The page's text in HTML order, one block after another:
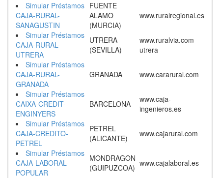
Simular Préstamos
CAJA-RURAL-
SANAGUSTIN
FUENTE
ALAMO
(MURCIA)
www.ruralregional.es
Simular Préstamos
CAJA-RURAL-
UTRERA
UTRERA
(SEVILLA)
www.ruralvia.com
utrera
Simular Préstamos
CAJA-RURAL-
GRANADA
GRANADA
www.cararural.com
Simular Préstamos
CAIXA-CREDIT-
ENGINYERS
BARCELONA
www.caja-
ingenieros.es
Simular Préstamos
CAJA-CREDITO-
PETREL
PETREL
(ALICANTE)
www.cajarural.com
Simular Préstamos
CAJA-LABORAL-
POPULAR
MONDRAGON
(GUIPUZCOA) www.cajalaboral.es